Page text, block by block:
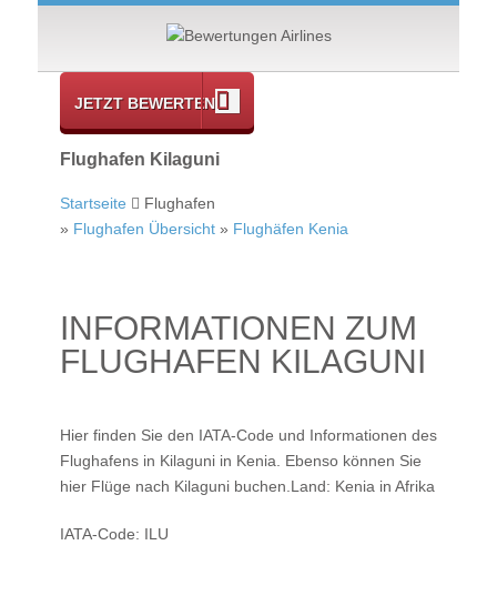
JETZT BEWERTEN
Flughafen Kilaguni
Startseite
Flughafen
» Flughafen Übersicht » Flughäfen Kenia
INFORMATIONEN ZUM
FLUGHAFEN KILAGUNI
Hier finden Sie den IATA-Code und Informationen des
Flughafens in Kilaguni in Kenia. Ebenso können Sie
hier Flüge nach Kilaguni buchen.Land: Kenia in Afrika
IATA-Code: ILU